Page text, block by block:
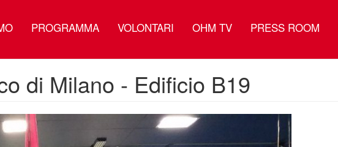
PROGRAMMA VOLONTARI OHM TV PRESS ROOM
di Milano - Edificio B19